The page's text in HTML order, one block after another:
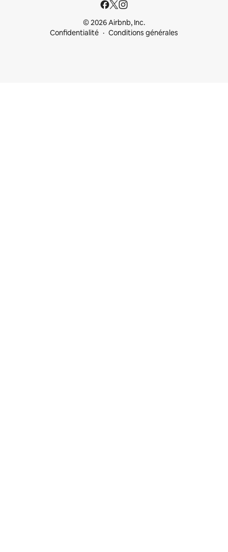
© 2026 Airbnb, Inc.
Confidentialité
Conditions générales